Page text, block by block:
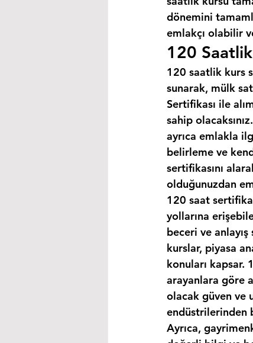
dönemini
emlakçı olabilir
120
120 saatlik kurs
sunarak, mülk
Sertifikası ile
sahip
ayrıca emlakla
belirleme ve
sertifikasını
olduğunuzdan
120 saat
yollarına
beceri ve
kurslar, piyasa
konuları kapsar.
arayanlara göre
olacak güven ve
endüstrilerinden
Ayrıca,